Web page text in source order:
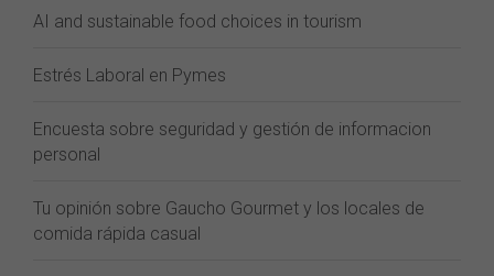
AI and sustainable food choices in tourism
Estrés Laboral en Pymes
Encuesta sobre seguridad y gestión de informacion
personal
Tu opinión sobre Gaucho Gourmet y los locales de
comida rápida casual